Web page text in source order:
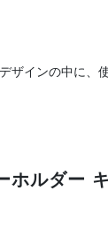
ザインの中に、
ホルダー